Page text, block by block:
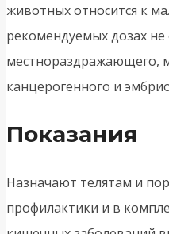
животных относится к
рекомендуемых дозах не
местнораздражающего,
канцерогенного и
Показания
Назначают телятам и
профилактики и в